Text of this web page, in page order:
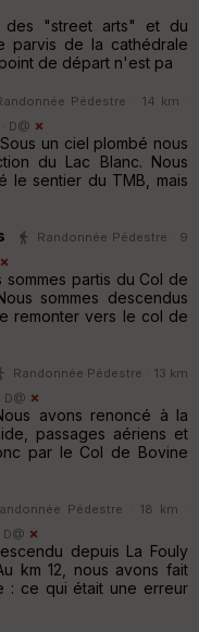
des "street arts" et du
parvis de la cathédrale
de départ n'est pa
Pédestre · 14 km ·
D@
un ciel plombé nous
du Lac Blanc. Nous
le sentier du TMB, mais
Randonnée Pédestre · 9
partis du Col de
sommes descendus
remonter vers le col de
Randonnée Pédestre · 13 km
D@
avons renoncé à la
passages aériens et
par le Col de Bovine
Pédestre · 18 km ·
D@
depuis La Fouly
km 12, nous avons fait
: ce qui était une erreur